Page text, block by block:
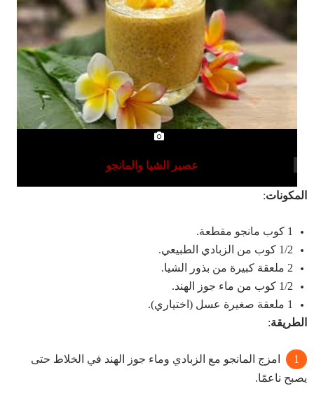
عصير الشيا والمانجو
المكونات:
1 كوب مانجو مقطعة.
1/2 كوب من الزبادي الطبيعي.
2 ملعقة كبيرة من بذور الشيا.
1/2 كوب من ماء جوز الهند.
1 ملعقة صغيرة عسل (اختياري).
الطريقة:
امزج المانجو مع الزبادي وماء جوز الهند في الخلاط حتى
يصبح ناعمًا.